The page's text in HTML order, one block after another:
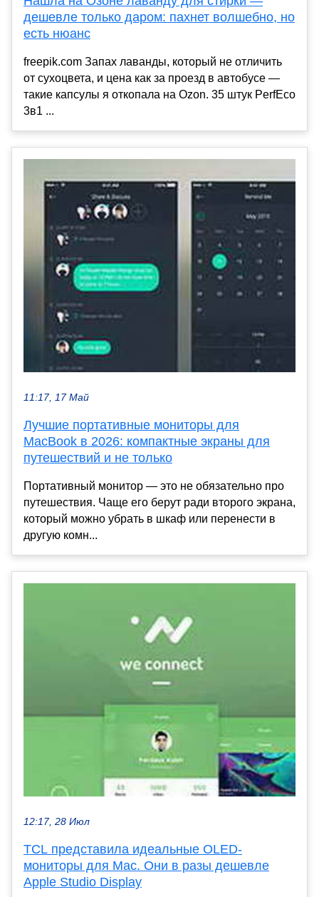
дешевле только даром: пахнет волшебно, но
есть нюанс
freepik.com Запах лаванды, который не отличить
от сухоцвета, и цена как за проезд в автобусе —
такие капсулы я откопала на Ozon. 35 штук PerfEco
3в1 ...
11:17, 17 Май
Лучшие портативные мониторы для
MacBook в 2026: компактные экраны для
путешествий и не только
Портативный монитор — это не обязательно про
путешествия. Чаще его берут ради второго экрана,
который можно убрать в шкаф или перенести в
другую комн...
12:17, 28 Июл
TCL представила идеальные OLED-
мониторы для Mac. Они в разы дешевле
Apple Studio Display